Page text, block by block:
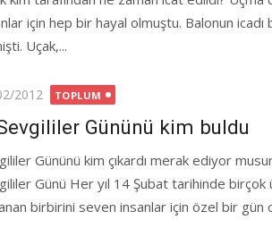
için hep bir hayal olmuştu. Balonun icadı
Uçak,...
2012 TOPLUM
Gününü kim buldu
Gününü kim çıkardı merak ediyor
Günü Her yıl 14 Şubat tarihinde birçok
birbirini seven insanlar için özel bir gün